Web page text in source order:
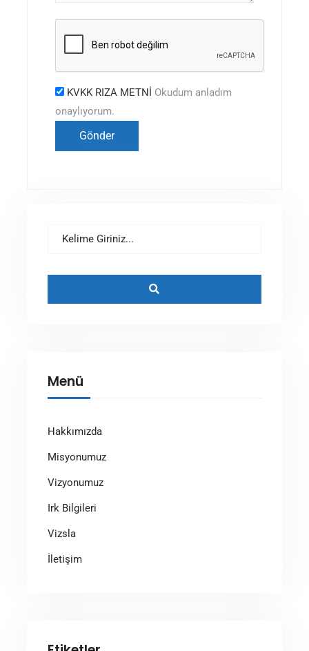
KVKK RIZA METNİ Okudum anladım
onaylıyorum.
Menü
Hakkımızda
Misyonumuz
Vizyonumuz
Irk Bilgileri
Vizsla
İletişim